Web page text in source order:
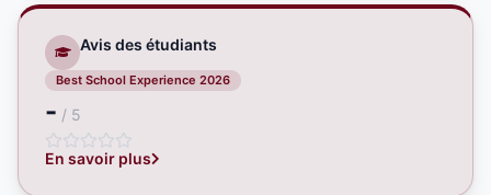
Avis des étudiants
Best School Experience 2026
- / 5
En savoir plus